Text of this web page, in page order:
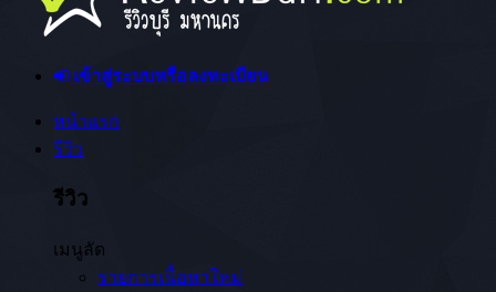
เข้าสู่ระบบหรือลงทะเบียน
หน้าแรก
รีวิว
รีวิว
เมนูลัด
รายการเนื้อหาใหม่